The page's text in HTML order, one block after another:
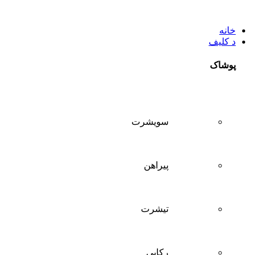
خانه
د کلیف
پوشاک
سويشرت
پیراهن
تيشرت
ركابی